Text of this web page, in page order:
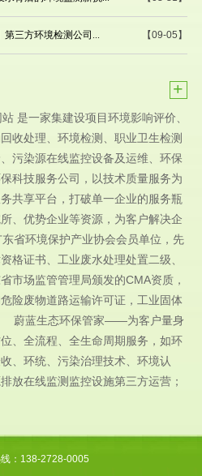
【09-05】
第三方环境检测公司...
+
是一家集建设项目环境影响评价、
收处理、环境检测、职业卫生检测
污染源在线监控设备及运维、环保
科技服务公司，以技术质量服务为
共享平台，打破单一企业的服务瓶
、优势企业等资源，为客户解决企
省环境保护产业协会会员单位，先
格证书、工业废水处理处置二级、
市场监管管理局颁发的CMA资质，
险废物道路运输许可证，工业固体
蔚蓝生态环保管家——为客户量身
、全流程、全生命周期服务，如环
、环统、污染治理技术、环境认
放在线监测监控设施第三方运营；
：138-2728-0005